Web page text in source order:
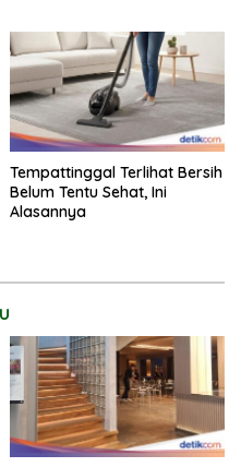
Tempattinggal Terlihat Bersih
Belum Tentu Sehat, Ini
Alasannya